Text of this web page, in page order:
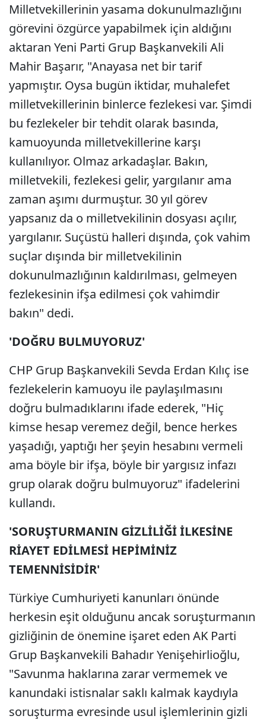
Milletvekillerinin yasama dokunulmazlığını
görevini özgürce yapabilmek için aldığını
aktaran Yeni Parti Grup Başkanvekili Ali
Mahir Başarır, "Anayasa net bir tarif
yapmıştır. Oysa bugün iktidar, muhalefet
milletvekillerinin binlerce fezlekesi var. Şimdi
bu fezlekeler bir tehdit olarak basında,
kamuoyunda milletvekillerine karşı
kullanılıyor. Olmaz arkadaşlar. Bakın,
milletvekili, fezlekesi gelir, yargılanır ama
zaman aşımı durmuştur. 30 yıl görev
yapsanız da o milletvekilinin dosyası açılır,
yargılanır. Suçüstü halleri dışında, çok vahim
suçlar dışında bir milletvekilinin
dokunulmazlığının kaldırılması, gelmeyen
fezlekesinin ifşa edilmesi çok vahimdir
bakın" dedi.
'DOĞRU BULMUYORUZ'
CHP Grup Başkanvekili Sevda Erdan Kılıç ise
fezlekelerin kamuoyu ile paylaşılmasını
doğru bulmadıklarını ifade ederek, "Hiç
kimse hesap veremez değil, bence herkes
yaşadığı, yaptığı her şeyin hesabını vermeli
ama böyle bir ifşa, böyle bir yargısız infazı
grup olarak doğru bulmuyoruz" ifadelerini
kullandı.
'SORUŞTURMANIN GİZLİLİĞİ İLKESİNE
RİAYET EDİLMESİ HEPİMİNİZ
TEMENNİSİDİR'
Türkiye Cumhuriyeti kanunları önünde
herkesin eşit olduğunu ancak soruşturmanın
gizliğinin de önemine işaret eden AK Parti
Grup Başkanvekili Bahadır Yenişehirlioğlu,
"Savunma haklarına zarar vermemek ve
kanundaki istisnalar saklı kalmak kaydıyla
soruşturma evresinde usul işlemlerinin gizli